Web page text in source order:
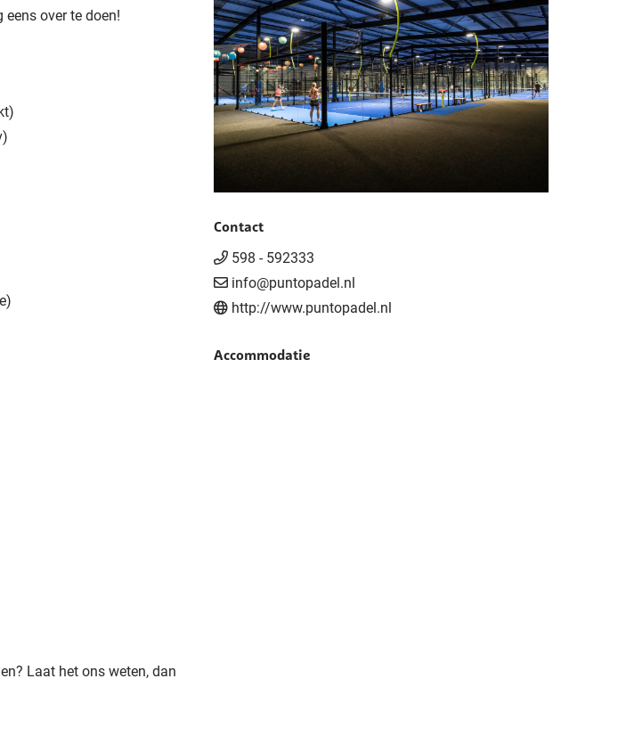
over te doen!
Laat het ons weten, dan
Contact
598 - 592333
info@puntopadel.nl
http://www.puntopadel.nl
Accommodatie